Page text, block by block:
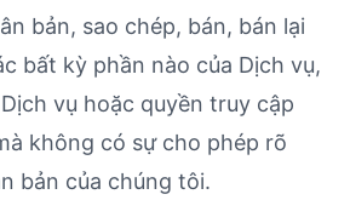
bản, sao chép, bán, bán lại
bất kỳ phần nào của Dịch vụ,
vụ hoặc quyền truy cập
không có sự cho phép rõ
bản của chúng tôi.